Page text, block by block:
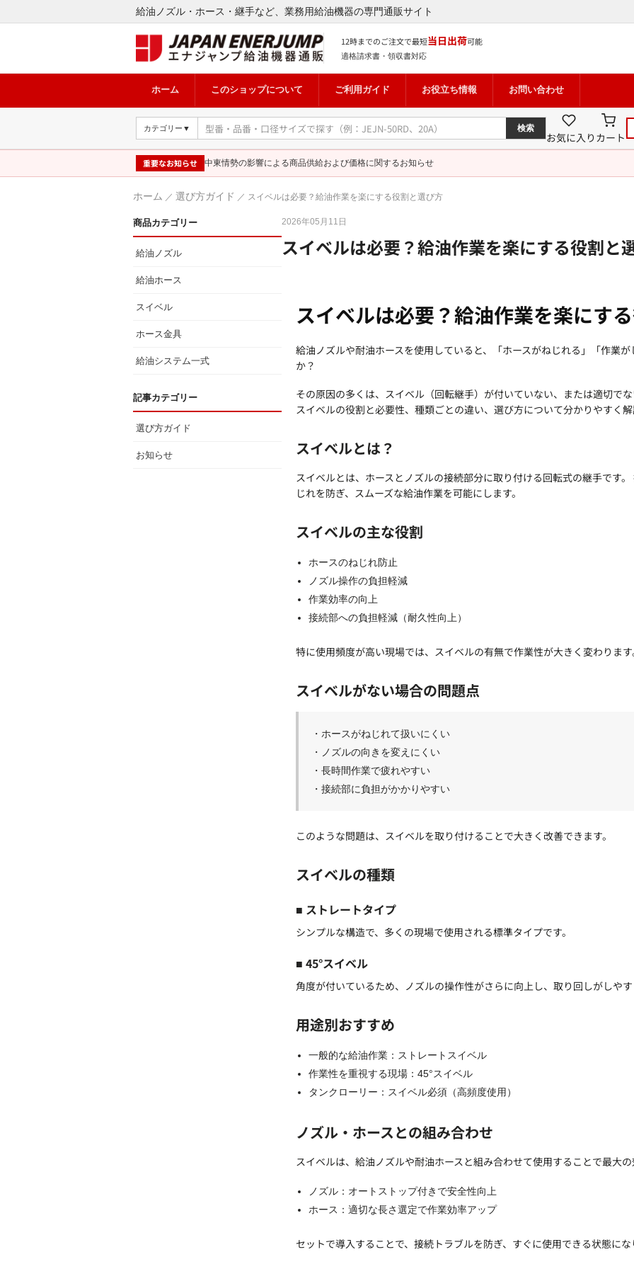
給油ノズル・ホース・継手など、業務用給油機器の専門通販サイト
12時までのご注文で最短当日出荷可能
適格請求書・領収書対応
ホーム このショップについて ご利用ガイド お役立ち情報 お問い合わせ
カテゴリー▼ 検索
お気に入り カート
重要なお知らせ 中東情勢の影響による商品供給および価格に関するお知らせ
ホーム ／ 選び方ガイド ／ スイベルは必要？給油作業を楽にする役割と選び方
商品カテゴリー
給油ノズル
給油ホース
スイベル
ホース金具
給油システム一式
記事カテゴリー
選び方ガイド
お知らせ
2026年05月11日
スイベルは必要？給油作業を楽にする役割と
スイベルは必要？給油作業を楽にす
給油ノズルや耐油ホースを使用していると、「ホースがねじれる」「作業
か？
その原因の多くは、スイベル（回転継手）が付いていない、または適切で
スイベルの役割と必要性、種類ごとの違い、選び方について分かりやすく
スイベルとは？
スイベルとは、ホースとノズルの接続部分に取り付ける回転式の継手です
じれを防ぎ、スムーズな給油作業を可能にします。
スイベルの主な役割
ホースのねじれ防止
ノズル操作の負担軽減
作業効率の向上
接続部への負担軽減（耐久性向上）
特に使用頻度が高い現場では、スイベルの有無で作業性が大きく変わりま
スイベルがない場合の問題点
・ホースがねじれて扱いにくい
・ノズルの向きを変えにくい
・長時間作業で疲れやすい
・接続部に負担がかかりやすい
このような問題は、スイベルを取り付けることで大きく改善できます。
スイベルの種類
■ ストレートタイプ
シンプルな構造で、多くの現場で使用される標準タイプです。
■ 45°スイベル
角度が付いているため、ノズルの操作性がさらに向上し、取り回しがしや
用途別おすすめ
一般的な給油作業：ストレートスイベル
作業性を重視する現場：45°スイベル
タンクローリー：スイベル必須（高頻度使用）
ノズル・ホースとの組み合わせ
スイベルは、給油ノズルや耐油ホースと組み合わせて使用することで最大
ノズル：オートストップ付きで安全性向上
ホース：適切な長さ選定で作業効率アップ
セットで導入することで、接続トラブルを防ぎ、すぐに使用できる状態にな